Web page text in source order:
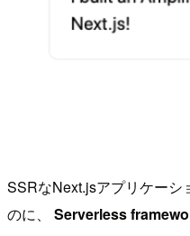
SSRなNext.jsアプリケーシ
のに、 Serverless